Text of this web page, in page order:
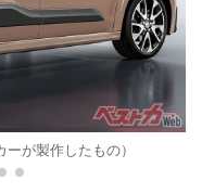
が製作したもの）